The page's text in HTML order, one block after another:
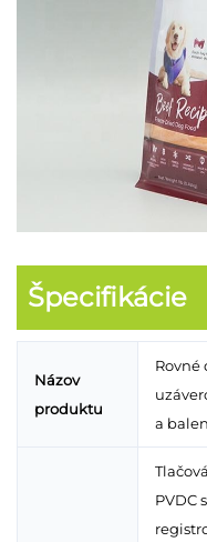
Špecifikácie
Názov
produktu
Rovné
a
PVDC